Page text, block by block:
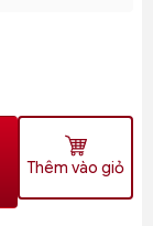
Thêm vào giỏ